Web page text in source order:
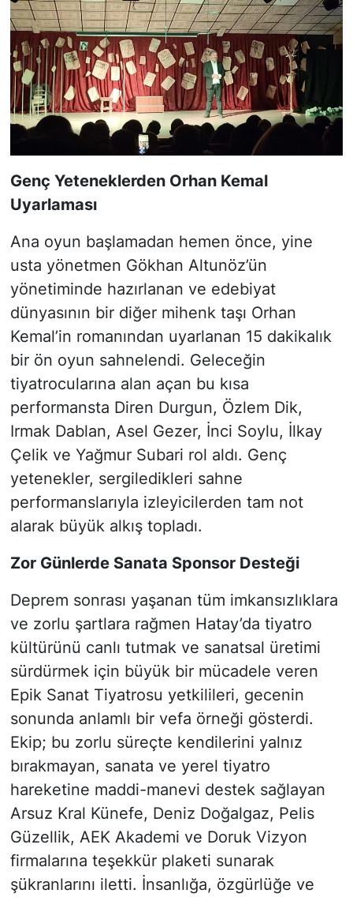
Genç Yeteneklerden Orhan Kemal
Uyarlaması
Ana oyun başlamadan hemen önce, yine
usta yönetmen Gökhan Altunöz’ün
yönetiminde hazırlanan ve edebiyat
dünyasının bir diğer mihenk taşı Orhan
Kemal’in romanından uyarlanan 15 dakikalık
bir ön oyun sahnelendi. Geleceğin
tiyatrocularına alan açan bu kısa
performansta Diren Durgun, Özlem Dik,
Irmak Dablan, Asel Gezer, İnci Soylu, İlkay
Çelik ve Yağmur Subari rol aldı. Genç
yetenekler, sergiledikleri sahne
performanslarıyla izleyicilerden tam not
alarak büyük alkış topladı.
Zor Günlerde Sanata Sponsor Desteği
Deprem sonrası yaşanan tüm imkansızlıklara
ve zorlu şartlara rağmen Hatay’da tiyatro
kültürünü canlı tutmak ve sanatsal üretimi
sürdürmek için büyük bir mücadele veren
Epik Sanat Tiyatrosu yetkilileri, gecenin
sonunda anlamlı bir vefa örneği gösterdi.
Ekip; bu zorlu süreçte kendilerini yalnız
bırakmayan, sanata ve yerel tiyatro
hareketine maddi-manevi destek sağlayan
Arsuz Kral Künefe, Deniz Doğalgaz, Pelis
Güzellik, AEK Akademi ve Doruk Vizyon
firmalarına teşekkür plaketi sunarak
şükranlarını iletti. İnsanlığa, özgürlüğe ve